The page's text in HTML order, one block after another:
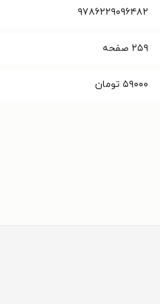
۹۷۸۶۲۲۹۰۹۶۴۸۲‬‬
۲۵۹ صفحه
۵۹۰۰۰ تومان